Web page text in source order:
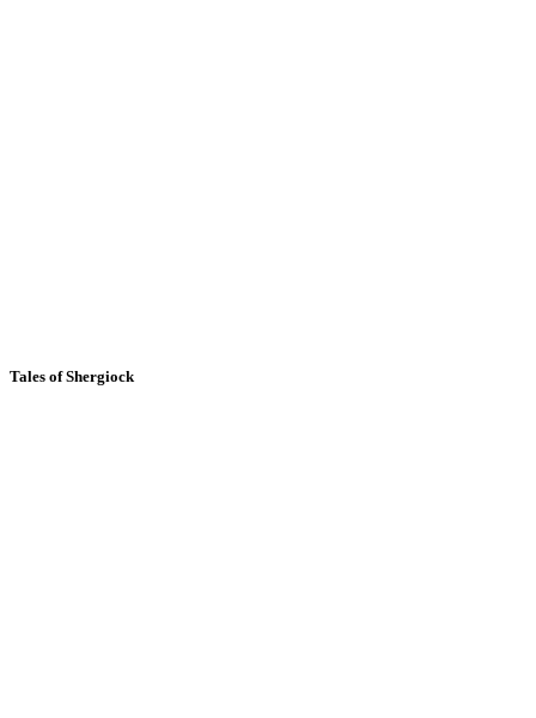
Tales of Shergiock